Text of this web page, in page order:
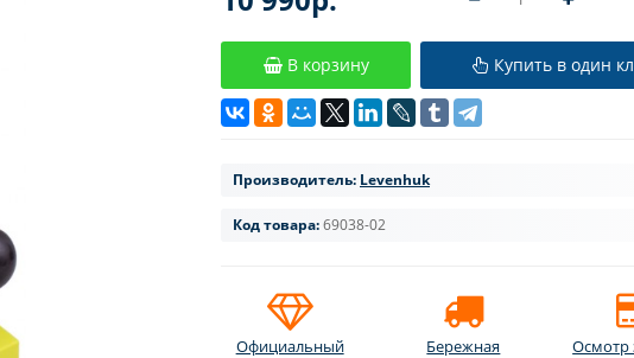
В корзину Купить в один
Производитель: Levenhuk
Код товара:69038-02
Официальный
Бережная
Осмотр